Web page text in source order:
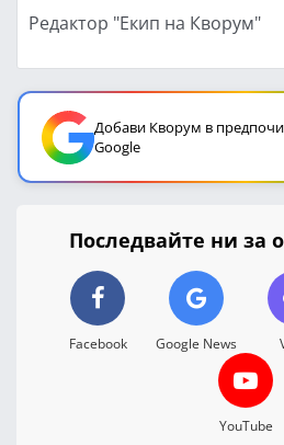
Редактор "Екип на Кворум"
Добави Кворум в
Google
Последвайте ни за
Facebook Google News
YouTube